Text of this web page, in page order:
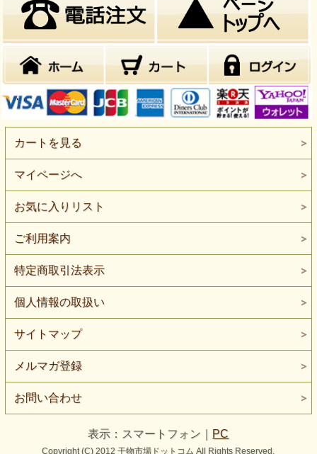
カートを見る
マイページへ
お気に入りリスト
ご利用案内
特定商取引法表示
個人情報の取扱い
サイトマップ
メルマガ登録
お問い合わせ
表示：スマートフォン｜ PC
Copyright (C) 2012 干物市場ドットコム All Rights Reserved.